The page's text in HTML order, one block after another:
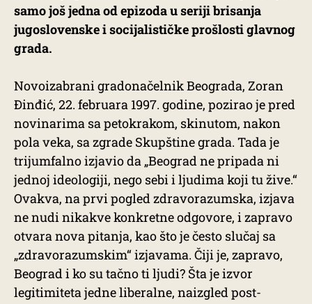
samo još jedna od epizoda u seriji brisanja
jugoslovenske i socijalističke prošlosti glavnog
grada.
Novoizabrani gradonačelnik Beograda, Zoran
Đinđić, 22. februara 1997. godine, pozirao je pred
novinarima sa petokrakom, skinutom, nakon
pola veka, sa zgrade Skupštine grada. Tada je
trijumfalno izjavio da „Beograd ne pripada ni
jednoj ideologiji, nego sebi i ljudima koji tu žive.“
Ovakva, na prvi pogled zdravorazumska, izjava
ne nudi nikakve konkretne odgovore, i zapravo
otvara nova pitanja, kao što je često slučaj sa
„zdravorazumskim“ izjavama. Čiji je, zapravo,
Beograd i ko su tačno ti ljudi? Šta je izvor
legitimiteta jedne liberalne, naizgled post-